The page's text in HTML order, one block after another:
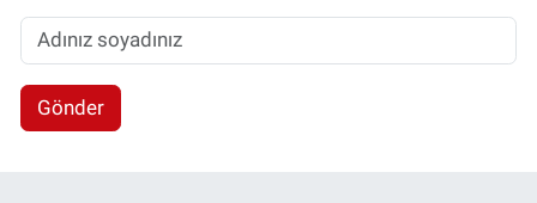
Gönder